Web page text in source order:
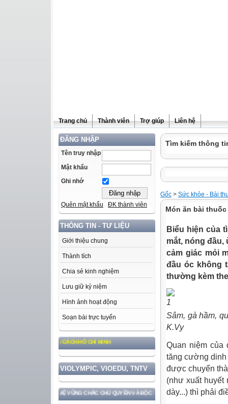
Trang chủ Thành viên Trợ giúp Liên hệ
ĐĂNG NHẬP
Tên truy nhập
Mật khẩu
Ghi nhớ
Quên mật khẩu ĐK thành viên
THÔNG TIN - TƯ LIỆU
Giới thiệu chung
Thành tích
Chia sẻ kinh nghiệm
Lưu giữ kỷ niệm
Hình ảnh hoạt động
Soạn bài trực tuyến
ĐẠO ĐỨC, PHONG CÁCH HỒ CHÍ MINH
VIOLYMPIC, VIOEDU, TNTV
GẮN VỚI BẢO VỆ VỮNG CHẮC CHỦ QUYỀN VÀ ĐỘC LẬP DÂN TỘC!
Tìm kiếm thông
Gốc > Sức khỏe - Bài
Món ăn bài
Biểu hiện của
mắt, nóng
cảm giác mỏi
đầu óc không
thường kèm
Sâm, gà hầm,
K.Vy
Quan niệm của
tăng cường dinh
được chuyển
(như xuất huyết
dày...) thì phải